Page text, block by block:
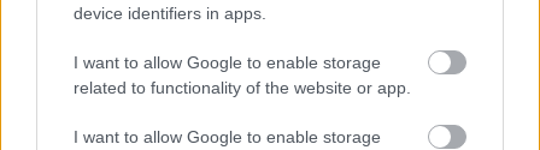
device identifiers in apps.
I want to allow Google to enable storage
related to functionality of the website or app.
I want to allow Google to enable storage
Hozzászólások